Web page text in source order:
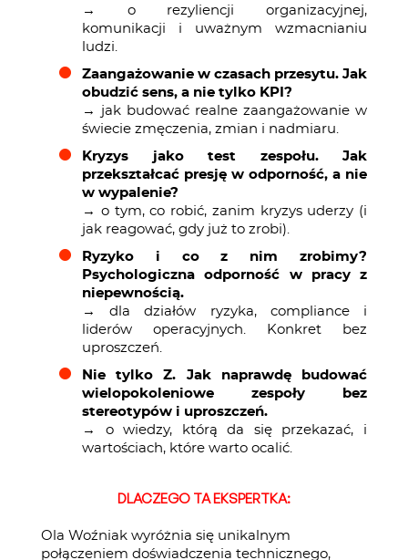
→ o rezyliencji organizacyjnej,
komunikacji i uważnym wzmacnianiu
ludzi.
Zaangażowanie w czasach przesytu. Jak
obudzić sens, a nie tylko KPI?
→ jak budować realne zaangażowanie w
świecie zmęczenia, zmian i nadmiaru.
Kryzys jako test zespołu. Jak
przekształcać presję w odporność, a nie
w wypalenie?
→ o tym, co robić, zanim kryzys uderzy (i
jak reagować, gdy już to zrobi).
Ryzyko i co z nim zrobimy?
Psychologiczna odporność w pracy z
niepewnością.
→ dla działów ryzyka, compliance i
liderów operacyjnych. Konkret bez
uproszczeń.
Nie tylko Z. Jak naprawdę budować
wielopokoleniowe zespoły bez
stereotypów i uproszczeń.
→ o wiedzy, którą da się przekazać, i
wartościach, które warto ocalić.
DLACZEGO TA EKSPERTKA:
Ola Woźniak wyróżnia się unikalnym
połączeniem doświadczenia technicznego,